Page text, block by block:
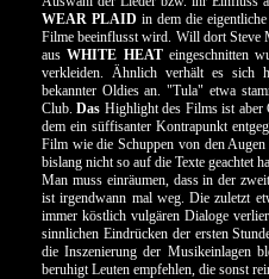
WEAR PLAID in dem die
Filme beeinflusst wird. Will dort Steve
ausWHITE HEATeingeschnitten
verkleiden. Ähnlich verhält es sich
bekannter Oldies an. "Tula" etwa
Club.Das Highlight des Films ist aber
dem ein süffisanter Kontrapunkt
Film wie die Schuppen von den
bislang nicht so auf die Texte geachtet
Man muss einräumen, dass in der
ist irgendwann mal weg. Die zuletzt
immer köstlich vulgären Dialoge
sinnlichen Eindrücken der ersten
die Inszenierung der Musikeinlagen
beruhigt Leuten empfehlen, die sonst